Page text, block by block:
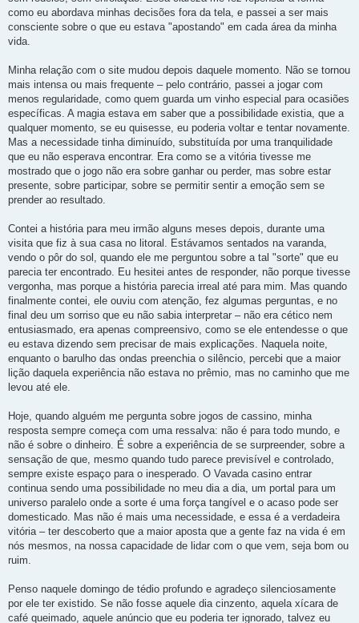
como eu abordava minhas decisões fora da tela, e passei a ser mais
consciente sobre o que eu estava "apostando" em cada área da minha
vida.
Minha relação com o site mudou depois daquele momento. Não se tornou
mais intensa ou mais frequente – pelo contrário, passei a jogar com
menos regularidade, como quem guarda um vinho especial para ocasiões
específicas. A magia estava em saber que a possibilidade existia, que a
qualquer momento, se eu quisesse, eu poderia voltar e tentar novamente.
Mas a necessidade tinha diminuído, substituída por uma tranquilidade
que eu não esperava encontrar. Era como se a vitória tivesse me
mostrado que o jogo não era sobre ganhar ou perder, mas sobre estar
presente, sobre participar, sobre se permitir sentir a emoção sem se
prender ao resultado.
Contei a história para meu irmão alguns meses depois, durante uma
visita que fiz à sua casa no litoral. Estávamos sentados na varanda,
vendo o pôr do sol, quando ele me perguntou sobre a tal "sorte" que eu
parecia ter encontrado. Eu hesitei antes de responder, não porque tivesse
vergonha, mas porque a história parecia irreal até para mim. Mas quando
finalmente contei, ele ouviu com atenção, fez algumas perguntas, e no
final deu um sorriso que eu não sabia interpretar – não era cético nem
entusiasmado, era apenas compreensivo, como se ele entendesse o que
eu estava dizendo sem precisar de mais explicações. Naquela noite,
enquanto o barulho das ondas preenchia o silêncio, percebi que a maior
lição daquela experiência não estava no prêmio, mas no caminho que me
levou até ele.
Hoje, quando alguém me pergunta sobre jogos de cassino, minha
resposta sempre começa com uma ressalva: não é para todo mundo, e
não é sobre o dinheiro. É sobre a experiência de se surpreender, sobre a
sensação de que, mesmo quando tudo parece previsível e controlado,
sempre existe espaço para o inesperado. O Vavada casino entrar
continua sendo uma possibilidade no meu dia a dia, um portal para um
universo paralelo onde a sorte é uma força tangível e o acaso pode ser
domesticado. Mas não é mais uma necessidade, e essa é a verdadeira
vitória – ter descoberto que a maior aposta que a gente faz na vida é em
nós mesmos, na nossa capacidade de lidar com o que vem, seja bom ou
ruim.
Penso naquele domingo de tédio profundo e agradeço silenciosamente
por ele ter existido. Se não fosse aquele dia cinzento, aquela xícara de
café queimado, aquele anúncio que eu poderia ter ignorado, talvez eu